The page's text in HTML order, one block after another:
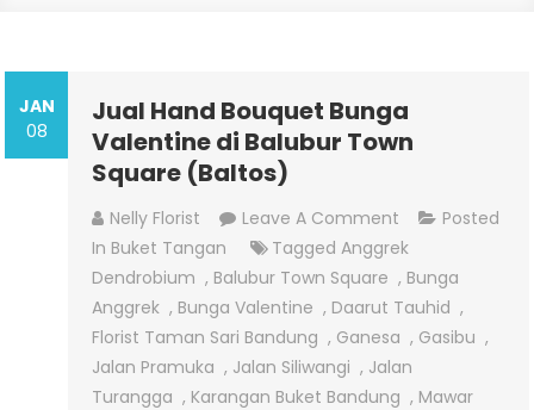
JAN
08
Jual Hand Bouquet Bunga
Valentine di Balubur Town
Square (Baltos)
Nelly Florist Leave A Comment On
Jual
Hand
Bouquet
Bunga
Valentine
Di
Posted
In Buket Tangan TaggedAnggrek
Dendrobium , Balubur Town Square , Bunga
Anggrek , Bunga Valentine , Daarut Tauhid ,
Florist Taman Sari Bandung , Ganesa , Gasibu ,
Jalan Pramuka , Jalan Siliwangi , Jalan
Turangga , Karangan Buket Bandung , Mawar